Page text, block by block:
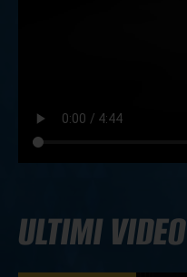
ULTIMI VIDEO